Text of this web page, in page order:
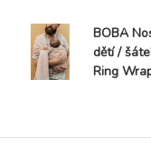
BOBA
dětí /
Ring